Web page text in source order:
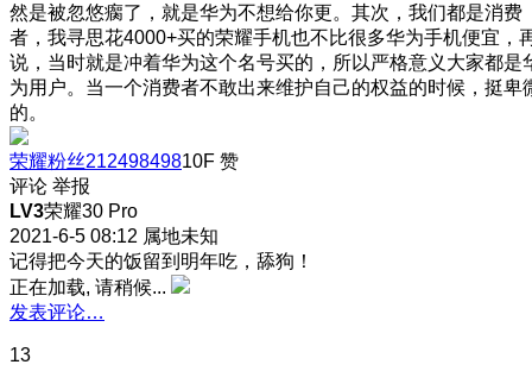
然是被忽悠瘸了，就是华为不想给你更。其次，我们都是消费
者，我寻思花4000+买的荣耀手机也不比很多华为手机便宜，
说，当时就是冲着华为这个名号买的，所以严格意义大家都是
为用户。当一个消费者不敢出来维护自己的权益的时候，挺卑
的。
荣耀粉丝21249849810F 赞
评论 举报
LV3荣耀30 Pro
2021-6-5 08:12 属地未知
记得把今天的饭留到明年吃，舔狗！
正在加载, 请稍候...
发表评论…
13